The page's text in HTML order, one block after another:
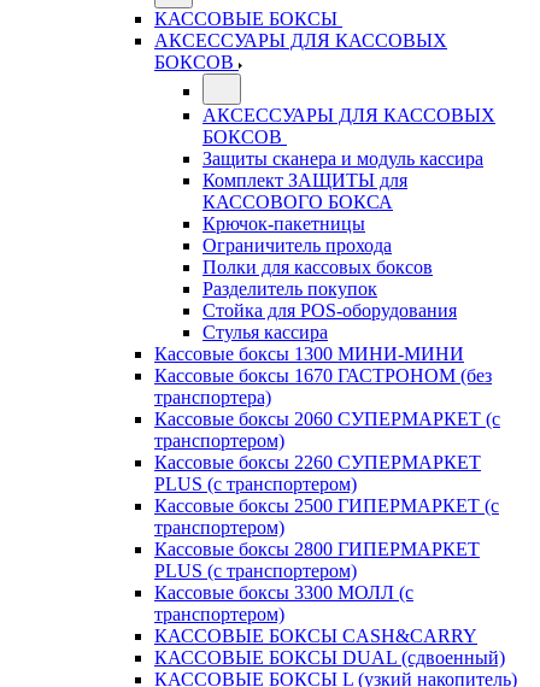
КАССОВЫЕ БОКСЫ
АКСЕССУАРЫ ДЛЯ КАССОВЫХ
БОКСОВ
АКСЕССУАРЫ ДЛЯ КАССОВЫХ
БОКСОВ
Защиты сканера и модуль кассира
Комплект ЗАЩИТЫ для
КАССОВОГО БОКСА
Крючок-пакетницы
Ограничитель прохода
Полки для кассовых боксов
Разделитель покупок
Стойка для POS-оборудования
Стулья кассира
Кассовые боксы 1300 МИНИ-МИНИ
Кассовые боксы 1670 ГАСТРОНОМ (без
транспортера)
Кассовые боксы 2060 СУПЕРМАРКЕТ (с
транспортером)
Кассовые боксы 2260 СУПЕРМАРКЕТ
PLUS (с транспортером)
Кассовые боксы 2500 ГИПЕРМАРКЕТ (с
транспортером)
Кассовые боксы 2800 ГИПЕРМАРКЕТ
PLUS (с транспортером)
Кассовые боксы 3300 МОЛЛ (с
транспортером)
КАССОВЫЕ БОКСЫ CASH&CARRY
КАССОВЫЕ БОКСЫ DUAL (сдвоенный)
КАССОВЫЕ БОКСЫ L (узкий накопитель)